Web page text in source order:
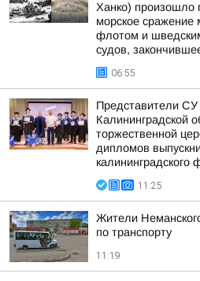
Ханко) произошло
морское сражение
флотом и
судов,
06:55
Представители
Калининградской
торжественной
дипломов
11:25
Жители
по транспорту
11:19